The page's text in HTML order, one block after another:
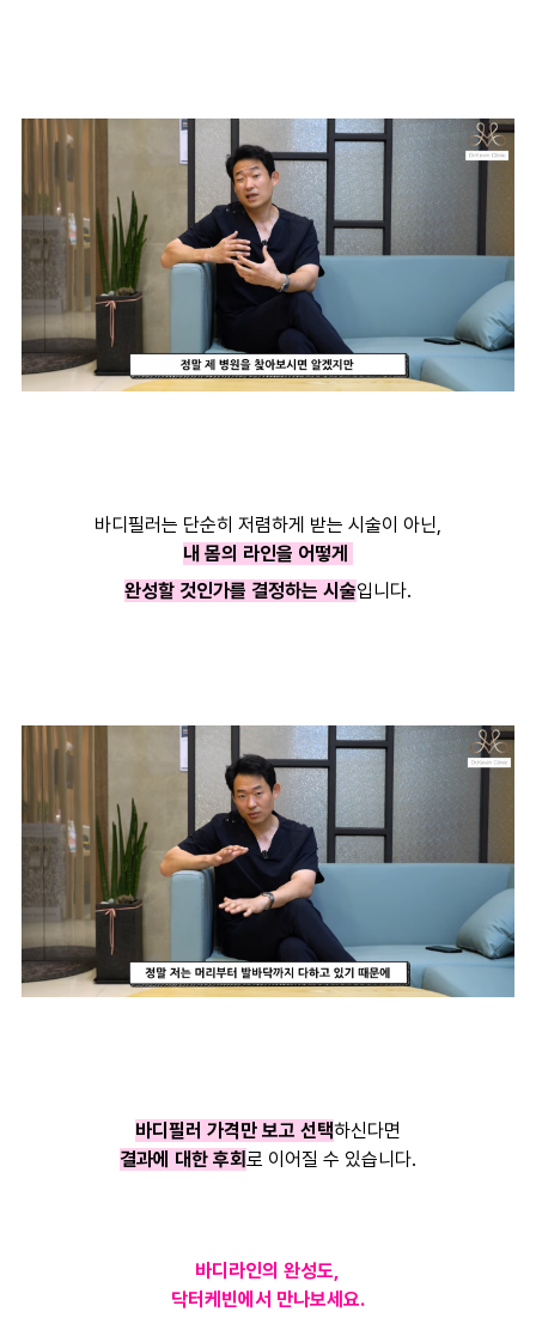
바디필러는 단순히 저렴하게 받는 시술이 아닌,
내 몸의 라인을 어떻게
완성할 것인가를 결정하는 시술입니다.
바디필러 가격만 보고 선택하신다면
결과에 대한 후회 로 이어질 수 있습니다.
바디라인의 완성도,
닥터케빈에서 만나보세요.